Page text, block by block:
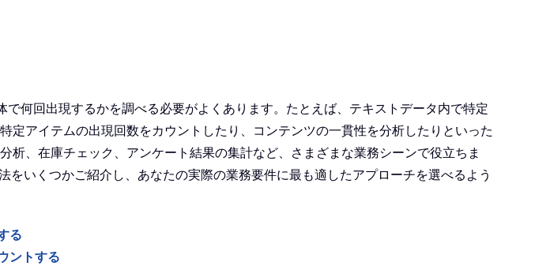
何回出現するかを調べる必要がよくあります。たとえば、テキストデータ内で特定
アイテムの出現回数をカウントしたり、コンテンツの一貫性を分析したりといった
、在庫チェック、アンケート結果の集計など、さまざまな業務シーンで役立ちま
いくつかご紹介し、あなたの実際の業務要件に最も適したアプローチを選べるよう
る
ントする